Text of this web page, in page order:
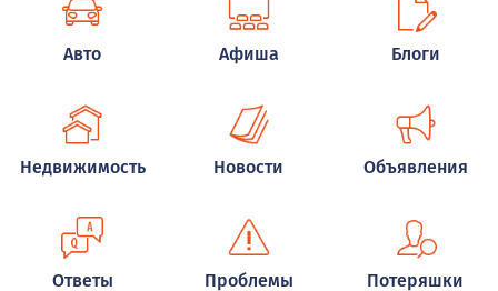
Авто Афиша Блоги
Недвижимость Новости Объявления
Ответы Проблемы Потеряшки